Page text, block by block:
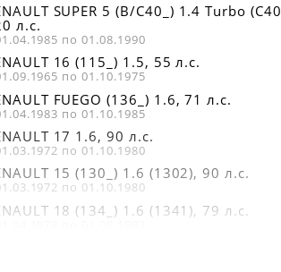
SUPER 5 (B/C40_) 1.4 Turbo
л.с.
по 01.08.1990
16 (115_) 1.5, 55 л.с.
по 01.10.1975
FUEGO (136_) 1.6, 71 л.с.
по 01.10.1985
17 1.6, 90 л.с.
по 01.10.1980
15 (130_) 1.6 (1302), 90 л.с.
по 01.10.1980
18 (134_) 1.6 (1341), 79 л.с.